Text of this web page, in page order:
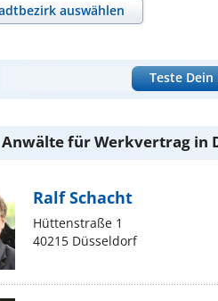
auswählen
Teste Dein
Anwälte für Werkvertrag in
Ralf Schacht
Hüttenstraße 1
40215 Düsseldorf